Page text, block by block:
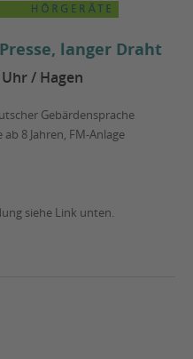
langer Draht
/ Hagen
Gebärdensprache
8 Jahren, FM-Anlage
siehe Link unten.